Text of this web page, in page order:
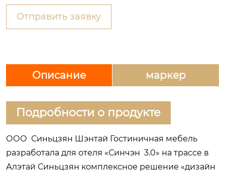
Отправить заявку
Описание маркер
Подробности о продyкте
ООО Синьцзян Шэнтай Гостиничная мебель
разработала для отеля «Синчэн 3.0» на трассе в
Алэтай Синьцзян комплексное решение «дизайн